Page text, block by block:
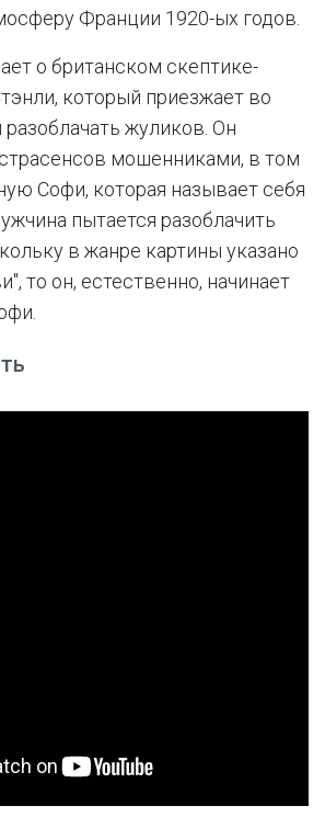
Франции 1920-ых годов.
о британском скептике-
который приезжает во
жуликов. Он
мошенниками, в том
Софи, которая называет себя
пытается разоблачить
в жанре картины указано
то он, естественно, начинает